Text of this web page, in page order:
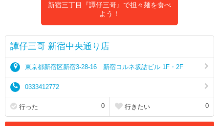
新宿三丁目『譚仔三哥』で担々麺を食べ
よう！
譚仔三哥 新宿中央通り店
東京都新宿区新宿3-28-16 新宿コルネ坂詰ビル 1F・2F
0333412772
行った 0 行きたい 0